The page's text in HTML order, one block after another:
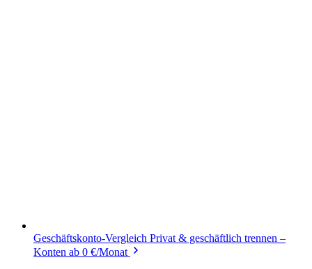
Geschäftskonto-Vergleich Privat & geschäftlich trennen –
Konten ab 0 €/Monat